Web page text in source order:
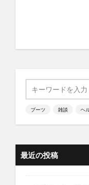
ブーツ 雑談 ヘ
最近の投稿